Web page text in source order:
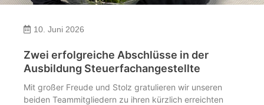
10. Juni 2026
Zwei erfolgreiche Abschlüsse in der
Ausbildung Steuerfachangestellte
Mit großer Freude und Stolz gratulieren wir unseren
beiden Teammitgliedern zu ihren kürzlich erreichten